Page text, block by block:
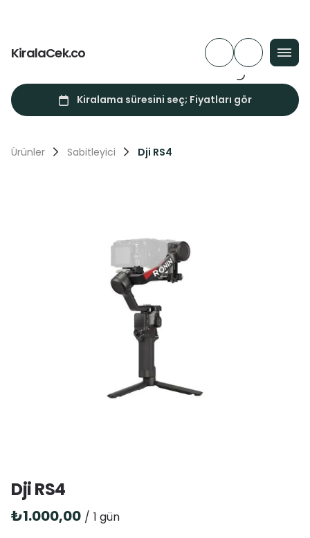
KiralaCek.co
Ürünler Sabitleyici Dji RS4
Dji RS4
/